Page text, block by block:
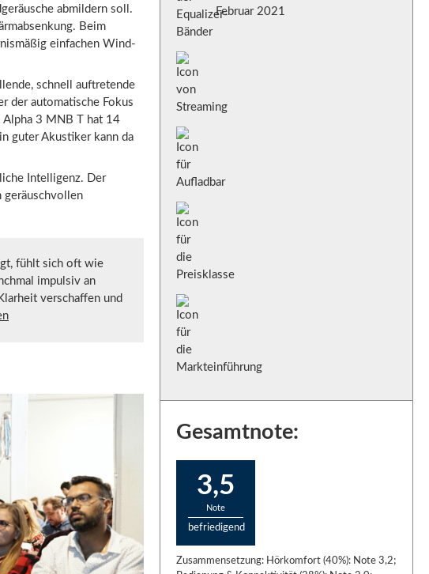
abmildern soll.
Beim
einfachen Wind-
schnell auftretende
der automatische Fokus
Alpha 3 MNB T hat 14
guter Akustiker kann da
Intelligenz. Der
geräuschvollen
fühlt sich oft wie
impulsiv an
verschaffen und
Februar 2021
Gesamtnote:
3,5
Note
befriedigend
Zusammensetzung: Hörkomfort (40%): Note 3,2;